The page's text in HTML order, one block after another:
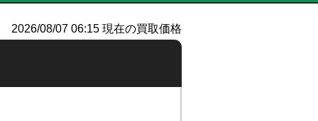
2026/08/07 06:15 現在の買取価格